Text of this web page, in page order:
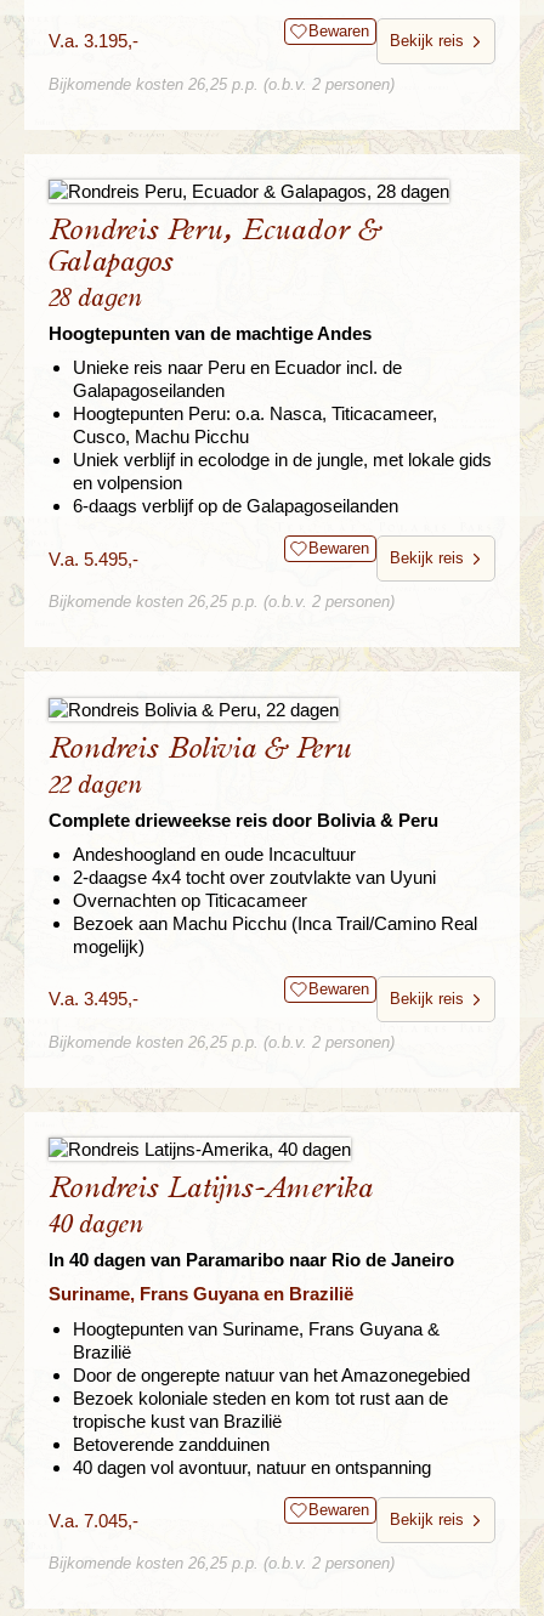
V.a. 3.195,- Bewaren
Bekijk reis
Bijkomende kosten 26,25 p.p. (o.b.v. 2 personen)
Rondreis Peru, Ecuador &
Galapagos
28 dagen
Hoogtepunten van de machtige Andes
Unieke reis naar Peru en Ecuador incl. de
Galapagoseilanden
Hoogtepunten Peru: o.a. Nasca, Titicacameer,
Cusco, Machu Picchu
Uniek verblijf in ecolodge in de jungle, met lokale gids
en volpension
6-daags verblijf op de Galapagoseilanden
V.a. 5.495,- Bewaren
Bekijk reis
Bijkomende kosten 26,25 p.p. (o.b.v. 2 personen)
Rondreis Bolivia & Peru
22 dagen
Complete drieweekse reis door Bolivia & Peru
Andeshoogland en oude Incacultuur
2-daagse 4x4 tocht over zoutvlakte van Uyuni
Overnachten op Titicacameer
Bezoek aan Machu Picchu (Inca Trail/Camino Real
mogelijk)
V.a. 3.495,- Bewaren
Bekijk reis
Bijkomende kosten 26,25 p.p. (o.b.v. 2 personen)
Rondreis Latijns-Amerika
40 dagen
In 40 dagen van Paramaribo naar Rio de Janeiro
Suriname, Frans Guyana en Brazilië
Hoogtepunten van Suriname, Frans Guyana &
Brazilië
Door de ongerepte natuur van het Amazonegebied
Bezoek koloniale steden en kom tot rust aan de
tropische kust van Brazilië
Betoverende zandduinen
40 dagen vol avontuur, natuur en ontspanning
V.a. 7.045,- Bewaren
Bekijk reis
Bijkomende kosten 26,25 p.p. (o.b.v. 2 personen)